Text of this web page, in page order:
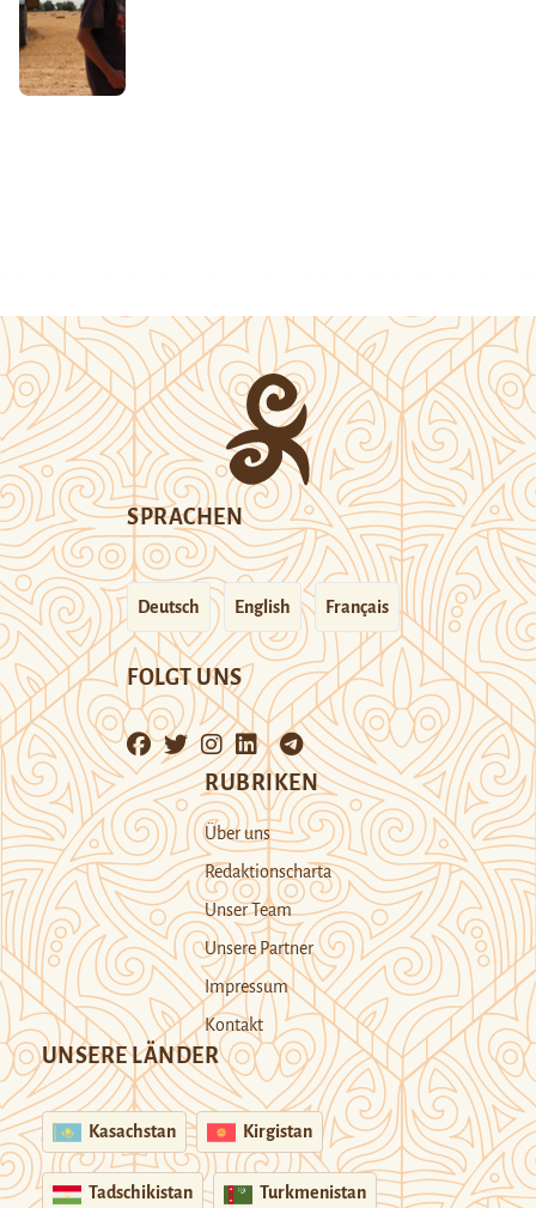
SPRACHEN
Deutsch English Français
FOLGT UNS
RUBRIKEN
Über uns
Redaktionscharta
Unser Team
Unsere Partner
Impressum
Kontakt
UNSERE LÄNDER
Kasachstan Kirgistan
Tadschikistan Turkmenistan